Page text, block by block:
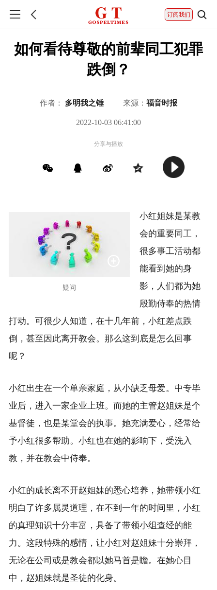
订阅我们
如何看待尊敬的前辈同工犯罪
跌倒？
作者： 多明我之锤 来源： 福音时报
2022-10-03 06:41:00
分享与播放
疑问
小红姐妹是某教
会的重要同工，
很多事工活动都
能看到她的身
影，人们都为她
殷勤侍奉的热情
打动。可很少人知道，在十几年前，小红差点跌
倒，甚至因此离开教会。那么这到底是怎么回事
呢？
小红出生在一个单亲家庭，从小缺乏母爱。中专毕
业后，进入一家企业上班。而她的主管赵姐妹是个
基督徒，也是某堂会的执事。她充满爱心，经常给
予小红很多帮助。小红也在她的影响下，受洗入
教，并在教会中侍奉。
小红的成长离不开赵姐妹的悉心培养，她带领小红
明白了许多属灵道理，在不到一年的时间里，小红
的真理知识十分丰富，具备了带领小组查经的能
力。这段特殊的感情，让小红对赵姐妹十分崇拜，
无论在公司或是教会都以她马首是瞻。在她心目
中，赵姐妹就是圣徒的化身。